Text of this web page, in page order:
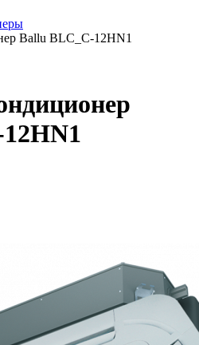
Ballu BLС_С-12HN1